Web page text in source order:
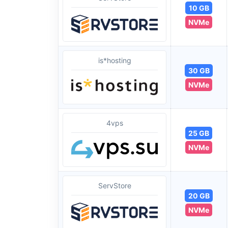
10 GB
NVMe
is*hosting
30 GB
NVMe
4vps
25 GB
NVMe
ServStore
20 GB
NVMe